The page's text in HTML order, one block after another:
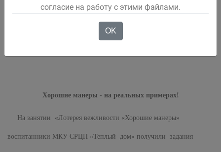
это любить, беречь, нести ответственность за благополучие
ребенка, знать, как ему помочь в трудной ситуации, не быть
Хорошие манеры - на реальных примерах!
На занятии «Лотерея вежливости «Хорошие манеры»
воспитанники МКУ СРЦН «Теплый дом» получили задания
согласие на работу с этими файлами.
OK